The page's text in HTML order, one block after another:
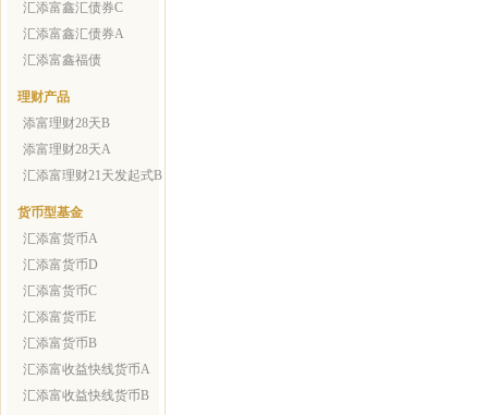
汇添富鑫汇债券C
汇添富鑫汇债券A
汇添富鑫福债
理财产品
添富理财28天B
添富理财28天A
汇添富理财21天发起式B
货币型基金
汇添富货币A
汇添富货币D
汇添富货币C
汇添富货币E
汇添富货币B
汇添富收益快线货币A
汇添富收益快线货币B